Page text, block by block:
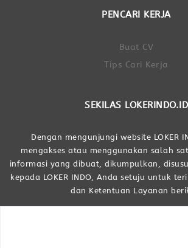
PENCARI KERJA
Buat CV
Tips Cari Kerja
SEKILAS LOKERINDO.ID
Dengan mengunjungi website LOKER
mengakses atau menggunakan salah
informasi yang dibuat, dikumpulkan,
kepada LOKER INDO, Anda setuju untuk
dan Ketentuan Layanan